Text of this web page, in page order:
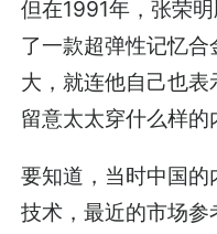
但在1991年，张荣
了一款超弹性记忆
大，就连他自己也
留意太太穿什么样的
要知道，当时中国的
技术，最近的市场参